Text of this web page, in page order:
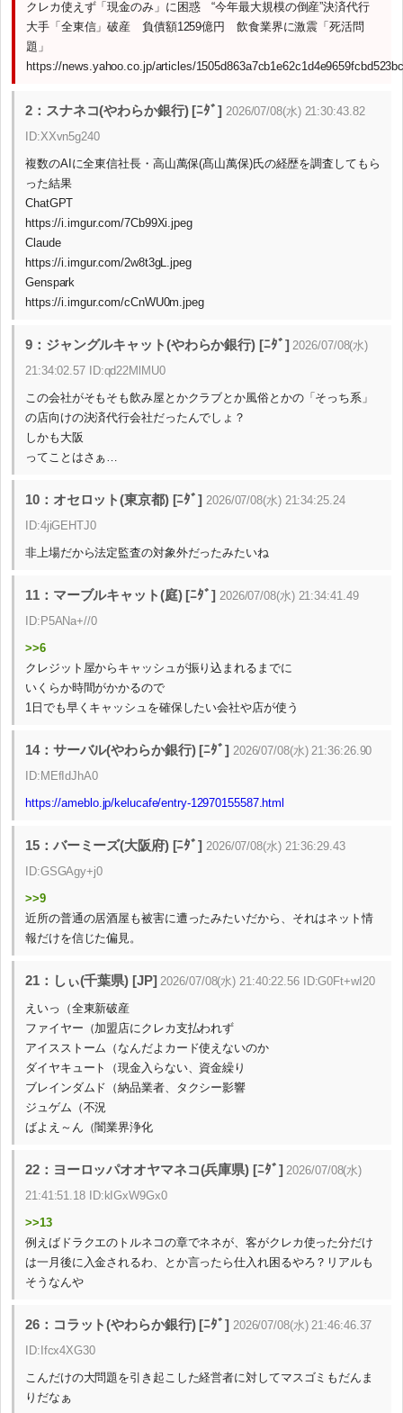
クレカ使えず「現金のみ」に困惑 “今年最大規模の倒産”決済代行
大手「全東信」破産 負債額1259億円 飲食業界に激震「死活問
題」
https://news.yahoo.co.jp/articles/
2：スナネコ(やわらか銀行) [ﾆﾀﾞ] 2026/07/08(水) 21:30:43.82
ID:XXvn5g240
複数のAIに全東信社長・高山萬保(髙山萬保)氏の経歴を調査してもら
った結果
ChatGPT
https://i.imgur.com/7Cb99Xi.jpeg
Claude
https://i.imgur.com/2w8t3gL.jpeg
Genspark
https://i.imgur.com/cCnWU0m.jpeg
9：ジャングルキャット(やわらか銀行) [ﾆﾀﾞ] 2026/07/08(水)
21:34:02.57 ID:qd22MlMU0
この会社がそもそも飲み屋とかクラブとか風俗とかの「そっち系」
の店向けの決済代行会社だったんでしょ？
しかも大阪
ってことはさぁ…
10：オセロット(東京都) [ﾆﾀﾞ] 2026/07/08(水) 21:34:25.24
ID:4jiGEHTJ0
非上場だから法定監査の対象外だったみたいね
11：マーブルキャット(庭) [ﾆﾀﾞ] 2026/07/08(水) 21:34:41.49
ID:P5ANa+//0
>>6
クレジット屋からキャッシュが振り込まれるまでに
いくらか時間がかかるので
1日でも早くキャッシュを確保したい会社や店が使う
14：サーバル(やわらか銀行) [ﾆﾀﾞ] 2026/07/08(水) 21:36:26.90
ID:MEfIdJhA0
https://ameblo.jp/kelucafe/entry-12970155587.html
15：バーミーズ(大阪府) [ﾆﾀﾞ] 2026/07/08(水) 21:36:29.43
ID:GSGAgy+j0
>>9
近所の普通の居酒屋も被害に遭ったみたいだから、それはネット情
報だけを信じた偏見。
21：しぃ(千葉県) [JP] 2026/07/08(水) 21:40:22.56 ID:G0Ft+wI20
えいっ（全東新破産
ファイヤー（加盟店にクレカ支払われず
アイスストーム（なんだよカード使えないのか
ダイヤキュート（現金入らない、資金繰り
ブレインダムド（納品業者、タクシー影響
ジュゲム（不況
ばよえ～ん（闇業界浄化
22：ヨーロッパオオヤマネコ(兵庫県) [ﾆﾀﾞ] 2026/07/08(水)
21:41:51.18 ID:kIGxW9Gx0
>>13
例えばドラクエのトルネコの章でネネが、客がクレカ使った分だけ
は一月後に入金されるわ、とか言ったら仕入れ困るやろ？リアルも
そうなんや
26：コラット(やわらか銀行) [ﾆﾀﾞ] 2026/07/08(水) 21:46:46.37
ID:Ifcx4XG30
こんだけの大問題を引き起こした経営者に対してマスゴミもだんま
りだなぁ